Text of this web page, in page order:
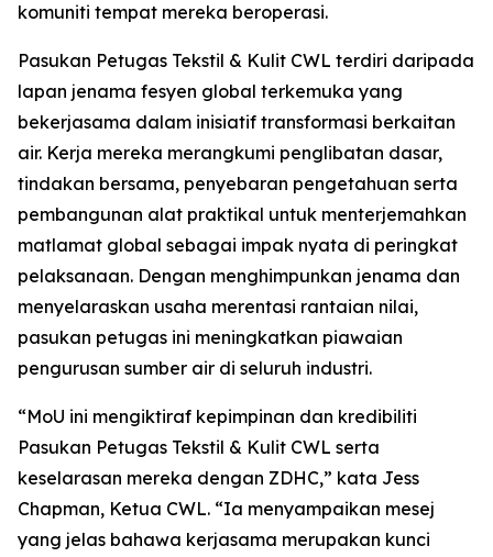
komuniti tempat mereka beroperasi.
Pasukan Petugas Tekstil & Kulit CWL terdiri daripada
lapan jenama fesyen global terkemuka yang
bekerjasama dalam inisiatif transformasi berkaitan
air. Kerja mereka merangkumi penglibatan dasar,
tindakan bersama, penyebaran pengetahuan serta
pembangunan alat praktikal untuk menterjemahkan
matlamat global sebagai impak nyata di peringkat
pelaksanaan. Dengan menghimpunkan jenama dan
menyelaraskan usaha merentasi rantaian nilai,
pasukan petugas ini meningkatkan piawaian
pengurusan sumber air di seluruh industri.
“MoU ini mengiktiraf kepimpinan dan kredibiliti
Pasukan Petugas Tekstil & Kulit CWL serta
keselarasan mereka dengan ZDHC,” kata Jess
Chapman, Ketua CWL. “Ia menyampaikan mesej
yang jelas bahawa kerjasama merupakan kunci